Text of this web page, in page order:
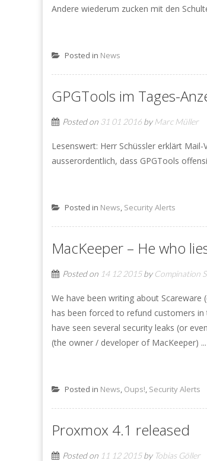
Andere wiederum zucken mit den
Posted in News
GPGTools im Tages-
Posted on 31 01 2016 by Marc Müller
Lesenswert: Herr Schüssler erklärt
ausserordentlich, dass GPGTools
Posted in News, Security Alerts
MacKeeper – He who
Posted on 14 12 2015by Compination
We have been writing about
has been forced to refund customers
have seen several security leaks (or
(the owner / developer of MacKeeper) ...
Posted in News, Oups!, Security Alerts
Proxmox 4.1 released
Posted on 11 12 2015by Tobias Göller